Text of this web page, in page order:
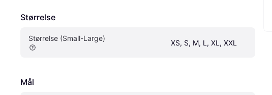
Størrelse
Størrelse (Small-Large)
XS, S, M, L, XL, XXL
Mål